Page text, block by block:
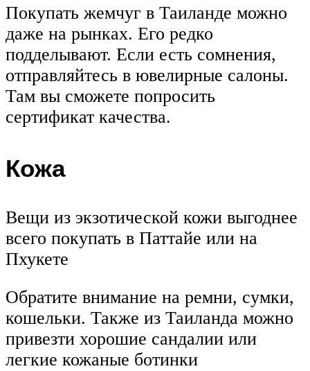
Покупать жемчуг в Таиланде можно
даже на рынках. Его редко
подделывают. Если есть сомнения,
отправляйтесь в ювелирные салоны.
Там вы сможете попросить
сертификат качества.
Кожа
Вещи из экзотической кожи выгоднее
всего покупать в Паттайе или на
Пхукете
Обратите внимание на ремни, сумки,
кошельки. Также из Таиланда можно
привезти хорошие сандалии или
легкие кожаные ботинки